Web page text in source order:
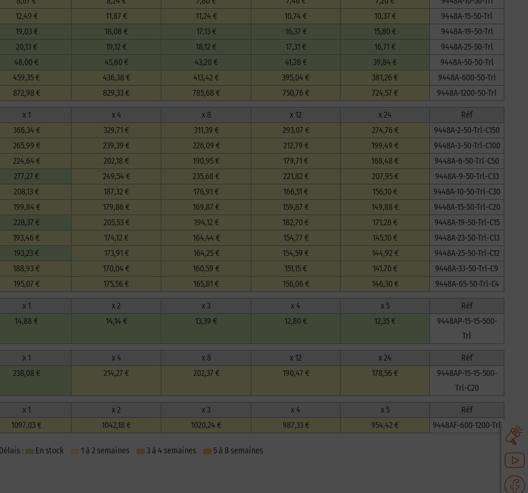
12,49 € 11,87 € 11,24 € 10,74 € 10,37 €
9448A-15-50-Trl
19,03 € 18,08 € 17,13 € 16,37 € 15,80 €
9448A-19-50-Trl
20,13 € 19,12 € 18,12 € 17,31 € 16,71 €
9448A-25-50-Trl
48,00 € 45,60 € 43,20 € 41,28 € 39,84 €
9448A-50-50-Trl
459,35 € 436,38 € 413,42 € 395,04 € 381,26 €
9448A-600-50-Trl
872,98 € 829,33 € 785,68 € 750,76 € 724,57 € 9448A-1200-50-Trl
x 1 x 4 x 8 x 12 x 24
Réf
366,34 € 329,71 € 311,39 € 293,07 € 274,76 €
9448A-2-50-Trl-C150
265,99 € 239,39 € 226,09 € 212,79 € 199,49 €
9448A-3-50-Trl-C100
224,64 € 202,18 € 190,95 € 179,71 € 168,48 €
9448A-6-50-Trl-C50
277,27 € 249,54 € 235,68 € 221,82 € 207,95 €
9448A-9-50-Trl-C33
208,13 € 187,32 € 176,91 € 166,51 € 156,10 €
9448A-10-50-Trl-C30
199,84 € 179,86 € 169,87 € 159,87 € 149,88 €
9448A-15-50-Trl-C20
228,37 € 205,53 € 194,12 € 182,70 € 171,28 €
9448A-19-50-Trl-C15
193,46 € 174,12 € 164,44 € 154,77 € 145,10 €
9448A-23-50-Trl-C13
193,23 € 173,91 € 164,25 € 154,59 € 144,92 €
9448A-25-50-Trl-C12
188,93 € 170,04 € 160,59 € 151,15 € 141,70 €
9448A-33-50-Trl-C9
195,07 € 175,56 € 165,81 € 156,06 € 146,30 € 9448A-65-50-Trl-C4
x 1 x 2 x 3 x 4 x 5
Réf
14,88 € 14,14 € 13,39 € 12,80 € 12,35 €
9448AP-15-15-500-
Trl
x 1 x 4 x 8 x 12 x 24
Réf
238,08 € 214,27 € 202,37 € 190,47 € 178,56 €
9448AP-15-15-500-
Trl-C20
x 1 x 2 x 3 x 4 x 5
Réf
1097,03 € 1042,18 € 1020,24 € 987,33 € 954,42 € 9448AF-600-1200-Trl
Délais : En stock 1 à 2 semaines 3 à 4 semaines 5 à 8 semaines